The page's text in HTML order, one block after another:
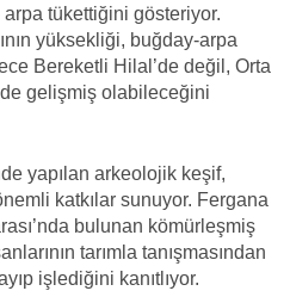
tükettiğini gösteriyor.
yüksekliği, buğday-arpa
Bereketli Hilal’de değil, Orta
gelişmiş olabileceğini
yapılan arkeolojik keşif,
katkılar sunuyor. Fergana
bulunan kömürleşmiş
tarımla tanışmasından
işlediğini kanıtlıyor.